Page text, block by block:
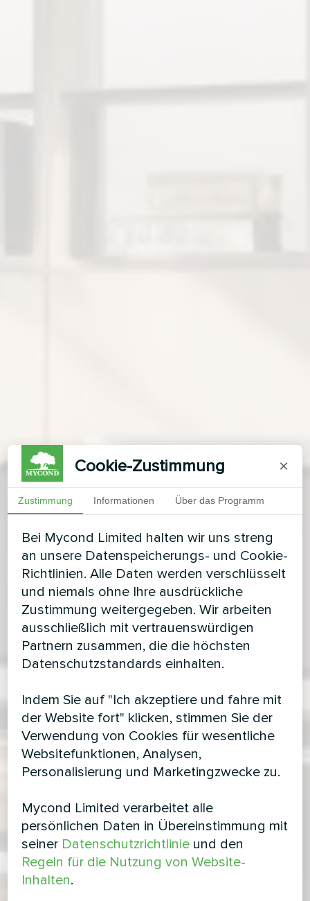
Cookie-Zustimmung ×
Zustimmung Informationen Über das Programm
Bei Mycond Limited halten wir uns streng
an unsere Datenspeicherungs- und Cookie-
Richtlinien. Alle Daten werden verschlüsselt
und niemals ohne Ihre ausdrückliche
Zustimmung weitergegeben. Wir arbeiten
ausschließlich mit vertrauenswürdigen
Partnern zusammen, die die höchsten
Datenschutzstandards einhalten.
Indem Sie auf "Ich akzeptiere und fahre mit
der Website fort" klicken, stimmen Sie der
Verwendung von Cookies für wesentliche
Websitefunktionen, Analysen,
Personalisierung und Marketingzwecke zu.
Mycond Limited verarbeitet alle
persönlichen Daten in Übereinstimmung mit
seiner Datenschutzrichtlinie und den
Regeln für die Nutzung von Website-
Inhalten.